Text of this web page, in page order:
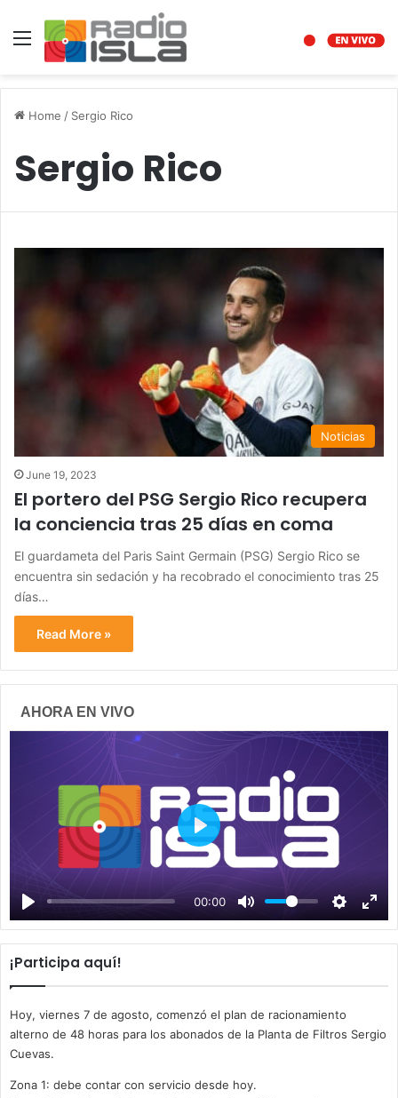
Menu
Home / Sergio Rico
Sergio Rico
Noticias
June 19, 2023
El portero del PSG Sergio Rico recupera
la conciencia tras 25 días en coma
El guardameta del Paris Saint Germain (PSG) Sergio Rico se
encuentra sin sedación y ha recobrado el conocimiento tras 25
días…
Read More »
AHORA EN VIVO
00:00
P
a
y
¡Participa aquí!
Hoy, viernes 7 de agosto, comenzó el plan de racionamiento
alterno de 48 horas para los abonados de la Planta de Filtros Sergio
Cuevas.
Zona 1: debe contar con servicio desde hoy.